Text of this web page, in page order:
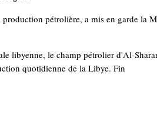
pétrolière, a mis en garde la
libyenne, le champ pétrolier d'Al-
quotidienne de la Libye. Fin